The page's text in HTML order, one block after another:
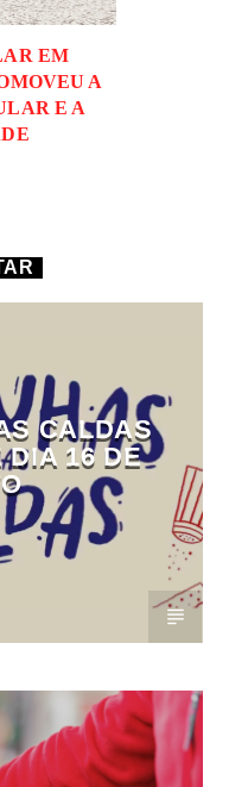
EM
A
E A
CALDAS
DIA 16 DE